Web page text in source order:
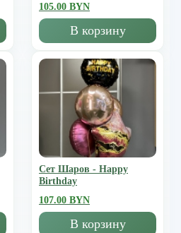
105.00 BYN
В корзину
Сет Шаров - Happy
Birthday
107.00 BYN
В корзину